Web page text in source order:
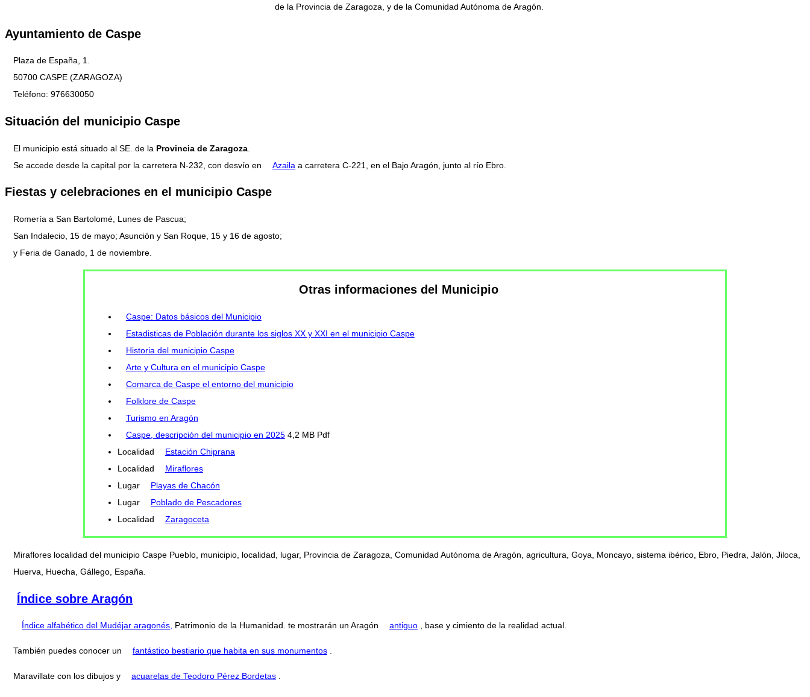
de la Provincia de Zaragoza, y de la Comunidad Autónoma de Aragón.
Ayuntamiento de Caspe
Plaza de España, 1.
50700 CASPE (ZARAGOZA)
Teléfono: 976630050
Situación del municipio Caspe
El municipio está situado al SE. de la Provincia de Zaragoza
Se accede desde la capital por la carretera N-232, con desvío en
Azaila a carretera C-221, en el Bajo Aragón, junto al río Ebro.
Fiestas y celebraciones en el municipio Caspe
Romería a San Bartolomé, Lunes de Pascua;
San Indalecio, 15 de mayo; Asunción y San Roque, 15 y 16 de agosto;
y Feria de Ganado, 1 de noviembre.
Otras informaciones del Municipio
Caspe: Datos básicos del Municipio
Estadisticas de Población durante los siglos XX y XXI en el municipio Caspe
Historia del municipio Caspe
Arte y Cultura en el municipio Caspe
Comarca de Caspe el entorno del municipio
Folklore de Caspe
Turismo en Aragón
Caspe, descripción del municipio en 20254,2 MB Pdf
Localidad
Estación Chiprana
Localidad
Miraflores
Lugar
Playas de Chacón
Lugar
Poblado de Pescadores
Localidad
Zaragoceta
Miraflores localidad del municipio Caspe Pueblo, municipio, localidad, lugar, Provincia de Zaragoza, Comunidad Autónoma de Aragón, agricultura, Goya, Moncayo, sistema ibérico, Ebro, Piedra, Jalón, Jiloca,
Huerva, Huecha, Gállego, España.
Índice sobre Aragón
Índice alfabético del Mudéjar aragonés, Patrimonio de la Humanidad. te mostrarán un Aragón antiguo , base y cimiento de la realidad actual.
También puedes conocer un fantástico bestiario que habita en sus monumentos
Maravillate con los dibujos y acuarelas de Teodoro Pérez Bordetas